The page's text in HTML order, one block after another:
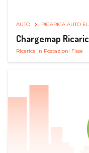
AUTO RICARICA AUTO
Chargemap
Ricarica in Postazioni Fisse